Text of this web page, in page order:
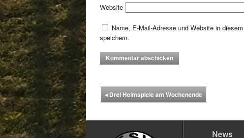
Website
Name, E-Mail-Adresse und Website in
speichern.
◂Drei Heimspiele am Wochenende
News